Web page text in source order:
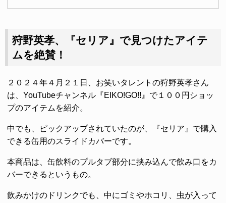
狩野英孝、『セリア』で見つけたアイテ
ムを絶賛！
２０２４年４月２１日、お笑いタレントの狩野英孝さん
は、YouTubeチャンネル『EIKO!GO!!』で１００円ショッ
プのアイテムを紹介。
中でも、ピックアップされていたのが、『セリア』で購入
できる缶用のスライドカバーです。
本商品は、缶飲料のプルタブ部分に挟み込んで飲み口をカ
バーできるというもの。
飲みかけのドリンクでも、中にゴミやホコリ、虫が入って